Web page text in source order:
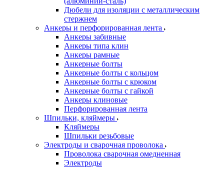
Дюбели для изоляции с металлическим
стержнем
Анкеры и перфорированная лента
Анкеры забивные
Анкеры типа клин
Анкеры рамные
Анкерные болты
Анкерные болты с кольцом
Анкерные болты с крюком
Анкерные болты с гайкой
Анкеры клиновые
Перфорированная лента
Шпильки, кляймеры
Кляймеры
Шпильки резьбовые
Электроды и сварочная проволока
Проволока сварочная омедненная
Электроды